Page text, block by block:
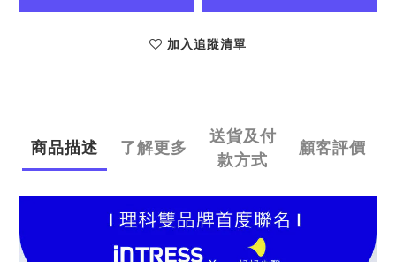
加入追蹤清單
商品描述 了解更多
送貨及付
款方式
顧客評價